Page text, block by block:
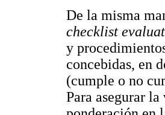
De la misma
checklist
y
concebidas, en
(cumple o no
Para asegurar